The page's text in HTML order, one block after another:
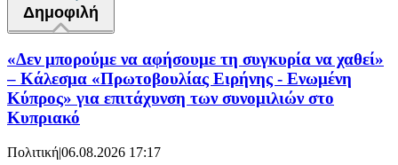
Δημοφιλή
«Δεν μπορούμε να αφήσουμε τη συγκυρία να χαθεί»
– Κάλεσμα «Πρωτοβουλίας Ειρήνης - Ενωμένη
Κύπρος» για επιτάχυνση των συνομιλιών στο
Κυπριακό
Πολιτική|06.08.2026 17:17